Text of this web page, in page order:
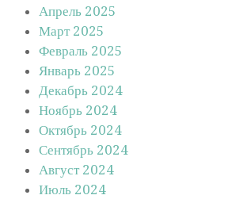
Апрель 2025
Март 2025
Февраль 2025
Январь 2025
Декабрь 2024
Ноябрь 2024
Октябрь 2024
Сентябрь 2024
Август 2024
Июль 2024